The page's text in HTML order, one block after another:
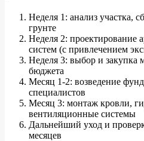
Неделя 1: анализ участка,
грунте
Неделя 2: проектирование
систем (с привлечением
Неделя 3: выбор и закупка
бюджета
Месяц 1-2: возведение
специалистов
Месяц 3: монтаж кровли,
вентиляционные системы
Дальнейший уход и
месяцев